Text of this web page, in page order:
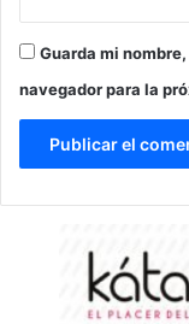
Guarda mi
navegador para la